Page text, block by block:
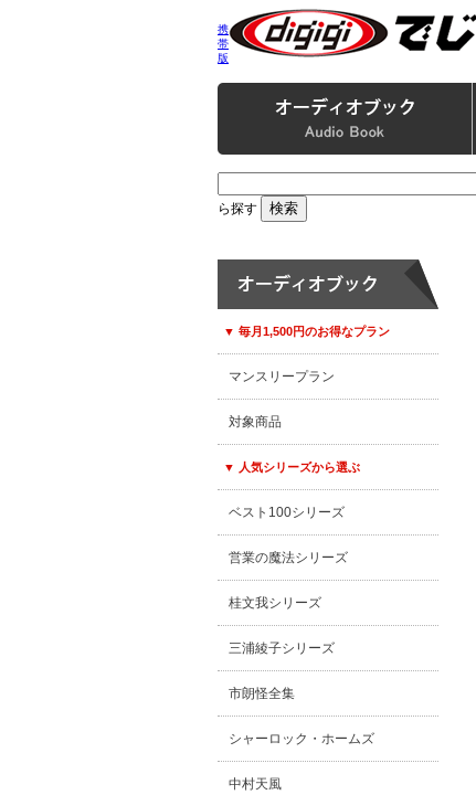
携
帯
版
ら探す
▼ 毎月1,500円のお得なプラン
マンスリープラン
対象商品
▼ 人気シリーズから選ぶ
ベスト100シリーズ
営業の魔法シリーズ
桂文我シリーズ
三浦綾子シリーズ
市朗怪全集
シャーロック・ホームズ
中村天風